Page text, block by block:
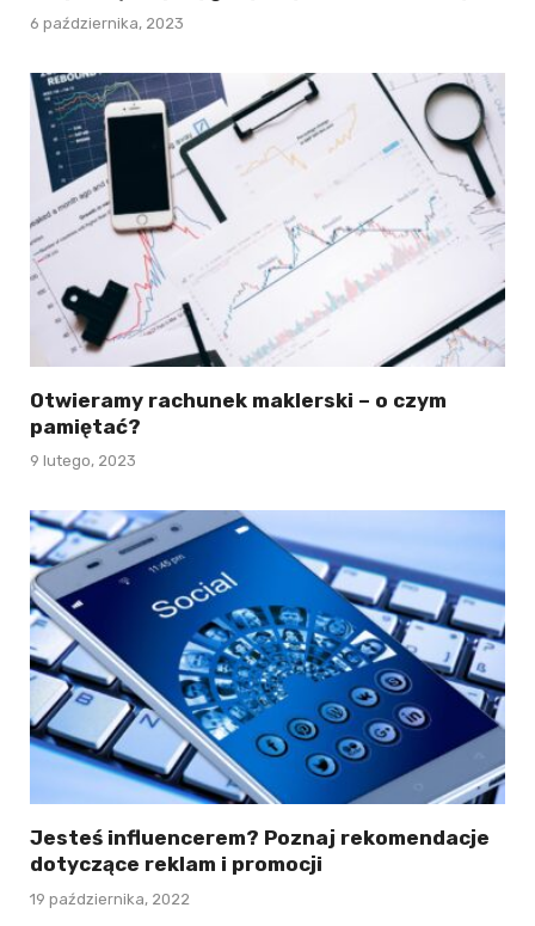
6 października, 2023
Otwieramy rachunek maklerski – o czym
pamiętać?
9 lutego, 2023
Jesteś influencerem? Poznaj rekomendacje
dotyczące reklam i promocji
19 października, 2022